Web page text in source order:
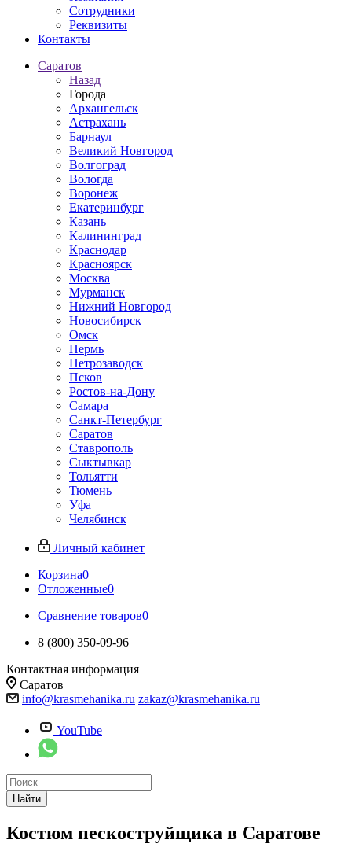
Сотрудники
Реквизиты
Контакты
Саратов
Назад
Города
Архангельск
Астрахань
Барнаул
Великий Новгород
Волгоград
Вологда
Воронеж
Екатеринбург
Казань
Калининград
Краснодар
Красноярск
Москва
Мурманск
Нижний Новгород
Новосибирск
Омск
Пермь
Петрозаводск
Псков
Ростов-на-Дону
Самара
Санкт-Петербург
Саратов
Ставрополь
Сыктывкар
Тольятти
Тюмень
Уфа
Челябинск
Личный кабинет
Корзина0
Отложенные0
Сравнение товаров0
8 (800) 350-09-96
Контактная информация
Саратов
info@krasmehanika.ru zakaz@krasmehanika.ru
YouTube
Найти
Костюм пескоструйщика в Саратове